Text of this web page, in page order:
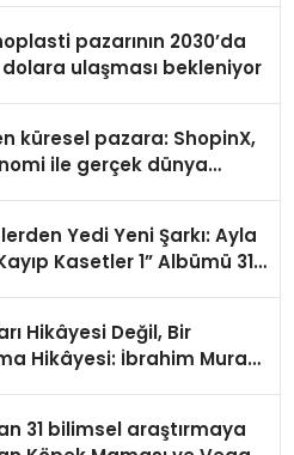
pazarının 2030’da
ulaşması bekleniyor
küresel pazara: ShopinX,
ile gerçek dünya
Yedi Yeni Şarkı: Ayla
Kasetler 1” Albümü 31
Hikâyesi Değil, Bir
Hikâyesi: İbrahim Murat
31 bilimsel araştırmaya